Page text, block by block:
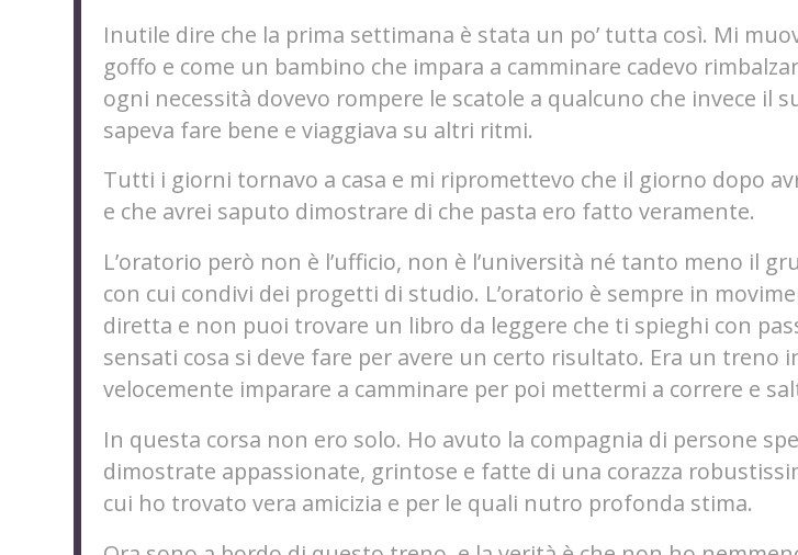
Inutile dire che la prima settimana è stata un po’ tutta così. Mi
goffo e come un bambino che impara a camminare cadevo
ogni necessità dovevo rompere le scatole a qualcuno che invece il
sapeva fare bene e viaggiava su altri ritmi.
Tutti i giorni tornavo a casa e mi ripromettevo che il giorno dopo
e che avrei saputo dimostrare di che pasta ero fatto veramente.
L’oratorio però non è l’ufficio, non è l’università né tanto meno il
con cui condivi dei progetti di studio. L’oratorio è sempre in
diretta e non puoi trovare un libro da leggere che ti spieghi con
sensati cosa si deve fare per avere un certo risultato. Era un treno
velocemente imparare a camminare per poi mettermi a correre e
In questa corsa non ero solo. Ho avuto la compagnia di persone
dimostrate appassionate, grintose e fatte di una corazza
cui ho trovato vera amicizia e per le quali nutro profonda stima.